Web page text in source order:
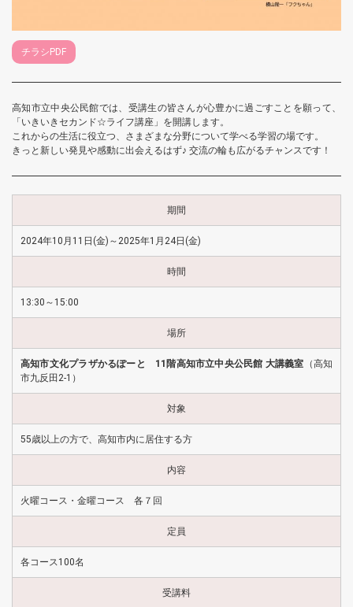
チラシPDF
高知市立中央公民館では、受講生の皆さんが心豊かに過ごすことを願って、
「いきいきセカンド☆ライフ講座」を開講します。
これからの生活に役立つ、さまざまな分野について学べる学習の場です。
きっと新しい発見や感動に出会えるはず♪ 交流の輪も広がるチャンスです！
期間
2024年10月11日(金)～2025年1月24日(金)
時間
13:30～15:00
場所
高知市文化プラザかるぽーと 11階高知市立中央公民館 大講義室 （高知
市九反田2-1）
対象
55歳以上の方で、高知市内に居住する方
内容
火曜コース・金曜コース 各７回
定員
各コース100名
受講料